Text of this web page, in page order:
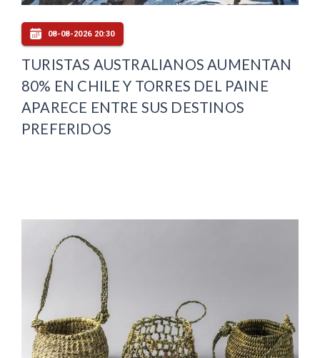
08-08-2026 20:30
TURISTAS AUSTRALIANOS AUMENTAN
80% EN CHILE Y TORRES DEL PAINE
APARECE ENTRE SUS DESTINOS
PREFERIDOS